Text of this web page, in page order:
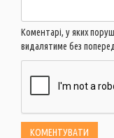
Коментарі, у яких
видалятиме без